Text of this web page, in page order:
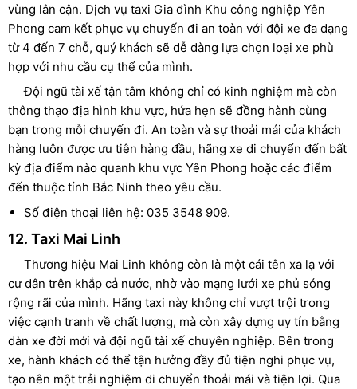
vùng lân cận. Dịch vụ taxi Gia đình Khu công nghiệp Yên
Phong cam kết phục vụ chuyến đi an toàn với đội xe đa dạng
từ 4 đến 7 chỗ, quý khách sẽ dễ dàng lựa chọn loại xe phù
hợp với nhu cầu cụ thể của mình.
Đội ngũ tài xế tận tâm không chỉ có kinh nghiệm mà còn
thông thạo địa hình khu vực, hứa hẹn sẽ đồng hành cùng
bạn trong mỗi chuyến đi. An toàn và sự thoải mái của khách
hàng luôn được ưu tiên hàng đầu, hãng xe di chuyển đến bất
kỳ địa điểm nào quanh khu vực Yên Phong hoặc các điểm
đến thuộc tỉnh Bắc Ninh theo yêu cầu.
Số điện thoại liên hệ: 035 3548 909.
12. Taxi Mai Linh
Thương hiệu Mai Linh không còn là một cái tên xa lạ với
cư dân trên khắp cả nước, nhờ vào mạng lưới xe phủ sóng
rộng rãi của mình. Hãng taxi này không chỉ vượt trội trong
việc cạnh tranh về chất lượng, mà còn xây dựng uy tín bằng
dàn xe đời mới và đội ngũ tài xế chuyên nghiệp. Bên trong
xe, hành khách có thể tận hưởng đầy đủ tiện nghi phục vụ,
tạo nên một trải nghiệm di chuyển thoải mái và tiện lợi. Qua